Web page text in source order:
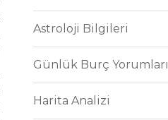
Astroloji Bilgileri
Günlük Burç Yorumları
Harita Analizi